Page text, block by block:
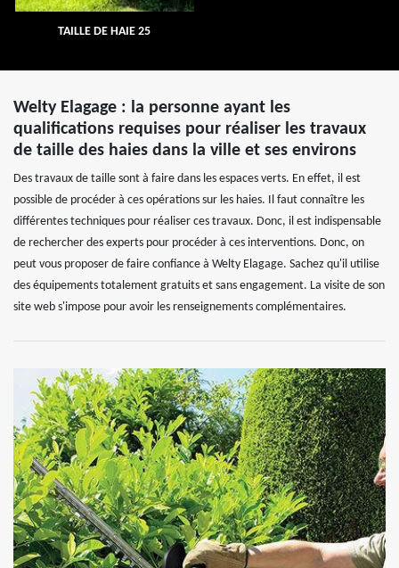
TAILLE DE HAIE 25
Welty Elagage : la personne ayant les
qualifications requises pour réaliser les travaux
de taille des haies dans la ville et ses environs
Des travaux de taille sont à faire dans les espaces verts. En effet, il est
possible de procéder à ces opérations sur les haies. Il faut connaître les
différentes techniques pour réaliser ces travaux. Donc, il est indispensable
de rechercher des experts pour procéder à ces interventions. Donc, on
peut vous proposer de faire confiance à Welty Elagage. Sachez qu'il utilise
des équipements totalement gratuits et sans engagement. La visite de son
site web s'impose pour avoir les renseignements complémentaires.